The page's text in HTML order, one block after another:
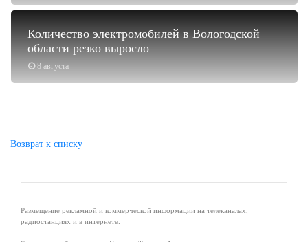
8 августа
Количество электромобилей в Вологодской
области резко выросло
Возврат к списку
Размещение рекламной и коммерческой информации на телеканалах,
радиостанциях и в интернете.